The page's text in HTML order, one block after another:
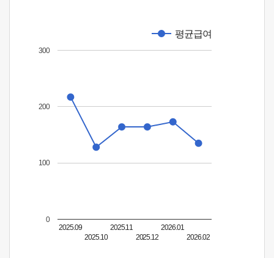
평균급여
2025.09
2025.10
2025.11
2025.12
2026.01
2026.02
0
100
200
300